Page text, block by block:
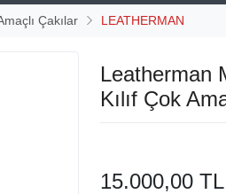
Çakılar LEATHERMAN
Leatherman
Kılıf Çok
15.000,00 TL